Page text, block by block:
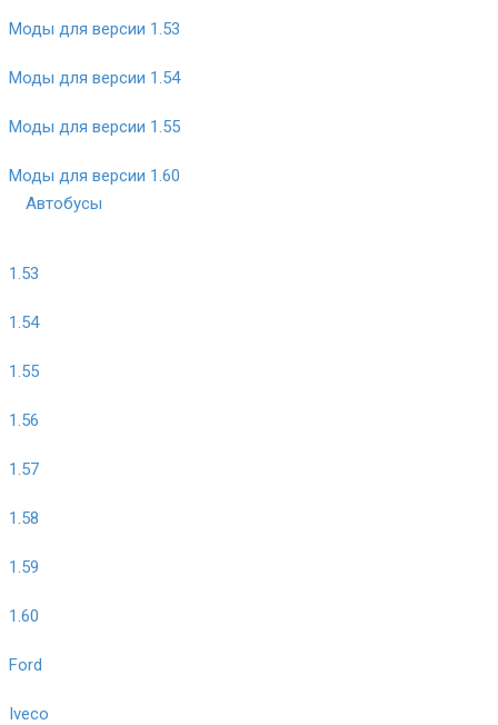
Моды для версии 1.53
Моды для версии 1.54
Моды для версии 1.55
Моды для версии 1.60
Автобусы
1.53
1.54
1.55
1.56
1.57
1.58
1.59
1.60
Ford
Iveco